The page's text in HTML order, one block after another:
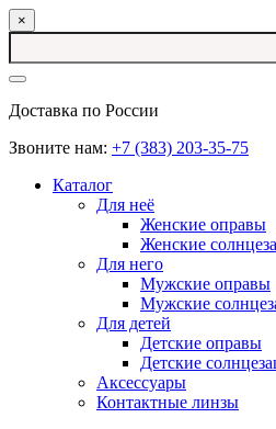
×
Доставка по России
Звоните нам: +7 (383) 203-35-75
Каталог
Для неё
Женские оправы
Женские
Для него
Мужские оправы
Мужские
Для детей
Детские оправы
Детские
Аксессуары
Контактные линзы